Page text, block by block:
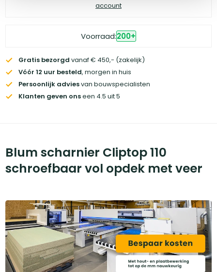
account
Voorraad:200+
Gratis bezorgd vanaf € 450,- (zakelijk)
Vóór 12 uur besteld, morgen in huis
Persoonlijk adviesvan bouwspecialisten
Klanten geven onseen 4.5 uit 5
Blum scharnier Cliptop 110
schroefbaar vol opdek met veer